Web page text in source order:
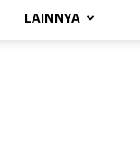
LAINNYA